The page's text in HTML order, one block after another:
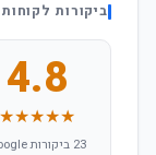
ביקורות לקוחות
4.8
★★★★★
23 ביקורות Google